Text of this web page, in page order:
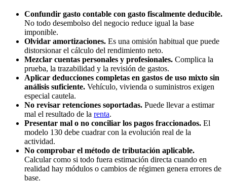
Confundir gasto contable con gasto fiscalmente deducible.
No todo desembolso del negocio reduce igual la base
imponible.
Olvidar amortizaciones. Es una omisión habitual que puede
distorsionar el cálculo del rendimiento neto.
Mezclar cuentas personales y profesionales. Complica la
prueba, la trazabilidad y la revisión de gastos.
Aplicar deducciones completas en gastos de uso mixto sin
análisis suficiente. Vehículo, vivienda o suministros exigen
especial cautela.
No revisar retenciones soportadas. Puede llevar a estimar
mal el resultado de la renta.
Presentar mal o no conciliar los pagos fraccionados. El
modelo 130 debe cuadrar con la evolución real de la
actividad.
No comprobar el método de tributación aplicable.
Calcular como si todo fuera estimación directa cuando en
realidad hay módulos o cambios de régimen genera errores de
base.